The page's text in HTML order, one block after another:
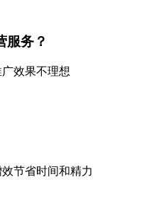
服务？
效果不理想
节省时间和精力